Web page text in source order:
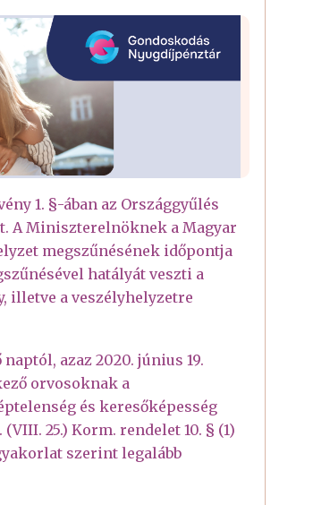
1. §-ában az Országgyűlés
A Miniszterelnöknek a Magyar
megszűnésének időpontja
hatályát veszti a
illetve a veszélyhelyzetre
azaz 2020. június 19.
orvosoknak a
és keresőképesség
25.) Korm. rendelet 10. § (1)
szerint legalább